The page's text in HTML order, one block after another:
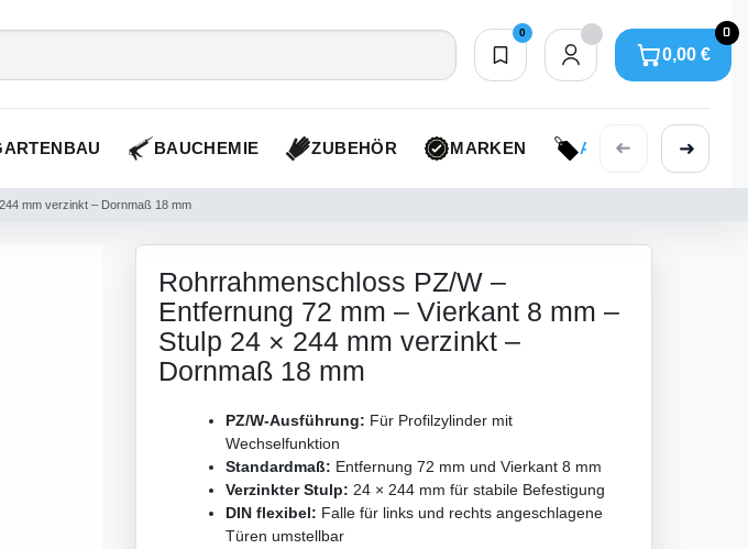
0
Merkliste
0
0,00 €
0,00 €
BAUCHEMIE ZUBEHÖR MARKEN AKTIONEN
➜ ➜
mm verzinkt – Dornmaß 18 mm
Rohrrahmenschloss PZ/W –
Entfernung 72 mm – Vierkant 8 mm –
Stulp 24 × 244 mm verzinkt –
Dornmaß 18 mm
PZ/W-Ausführung: Für Profilzylinder mit
Wechselfunktion
Standardmaß: Entfernung 72 mm und Vierkant 8 mm
Verzinkter Stulp: 24 × 244 mm für stabile Befestigung
DIN flexibel: Falle für links und rechts angeschlagene
Türen umstellbar